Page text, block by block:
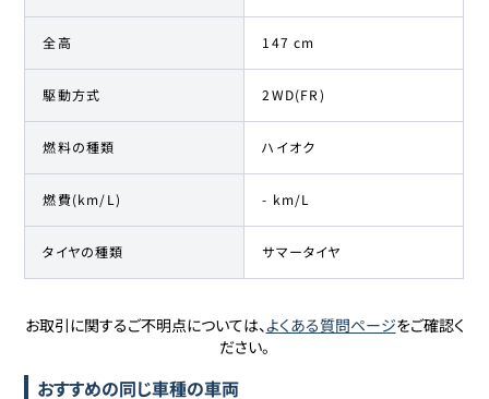
全高 147 cm
駆動方式 2WD(FR)
燃料の種類 ハイオク
燃費(km/L) - km/L
タイヤの種類 サマータイヤ
お取引に関するご不明点については、よくある質問ページをご確認く
ださい。
おすすめの同じ車種の車両